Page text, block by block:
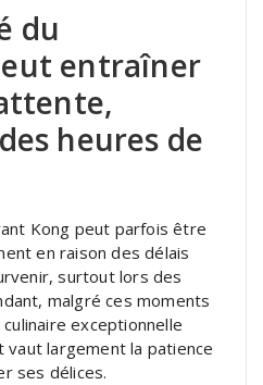
du
entraîner
heures de
Kong peut parfois être
en raison des délais
surtout lors des
malgré ces moments
culinaire exceptionnelle
largement la patience
ses délices.